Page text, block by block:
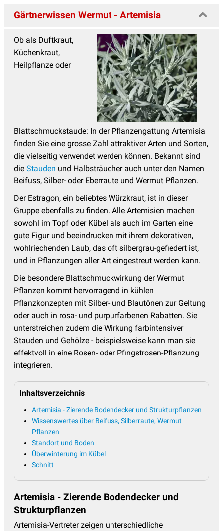
Prachtspiere(17)
Ranunculus - Hahnenfuss(4)
Reiherschnabel - Erodium(2)
Rittersporn - Delphinium(19)
Salomonssiegel(3)
Saxifraga - Steinbrech(6)
Schafgarbe(15)
Schleierkraut(9)
Schleifenblume(3)
Sonnenauge - Heliopsis(3)
Sonnenbraut - Helenium(17)
Sonnenhut - Rudbeckia(8)
Sonnenröschen - Helianthemum(13)
Spornblume(2)
Staudenclematis
Staudenhibiskus (13)
Sterndolde(8)
Storchschnabel(54)
Sumpfdotterblume - Caltha
Taglilien(38)
Tränendes Herz - Dicentra
Wermut - Artemisia(9)
Gärtnerwissen Wermut - Artemisia
Ob als Duftkraut,
Küchenkraut,
Heilpflanze oder
Blattschmuckstaude: In der Pflanzengattung Artemisia
finden Sie eine grosse Zahl attraktiver Arten und Sorten,
die vielseitig verwendet werden können. Bekannt sind
die Stauden und Halbsträucher auch unter den Namen
Beifuss, Silber- oder Eberraute und Wermut Pflanzen.
Der Estragon, ein beliebtes Würzkraut, ist in dieser
Gruppe ebenfalls zu finden. Alle Artemisien machen
sowohl im Topf oder Kübel als auch im Garten eine
gute Figur und beeindrucken mit ihrem dekorativen,
wohlriechenden Laub, das oft silbergrau-gefiedert ist,
und in Pflanzungen aller Art eingestreut werden kann.
Die besondere Blattschmuckwirkung der Wermut
Pflanzen kommt hervorragend in kühlen
Pflanzkonzepten mit Silber- und Blautönen zur Geltung
oder auch in rosa- und purpurfarbenen Rabatten. Sie
unterstreichen zudem die Wirkung farbintensiver
Stauden und Gehölze - beispielsweise kann man sie
effektvoll in eine Rosen- oder Pfingstrosen-Pflanzung
integrieren.
Inhaltsverzeichnis
Artemisia - Zierende Bodendecker und Strukturpflanzen
Wissenswertes über Beifuss, Silberraute, Wermut
Pflanzen
Standort und Boden
Überwinterung im Kübel
Schnitt
Artemisia - Zierende Bodendecker und
Strukturpflanzen
Artemisia-Vertreter zeigen unterschiedliche